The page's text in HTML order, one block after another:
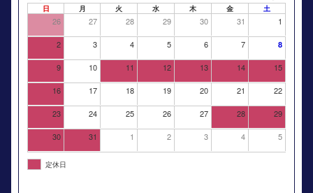
日 月 火 水 木 金 土
26 27 28 29 30 31 1
2 3 4 5 6 7 8
9 10 11 12 13 14 15
16 17 18 19 20 21 22
23 24 25 26 27 28 29
30 31 1 2 3 4 5
定休日